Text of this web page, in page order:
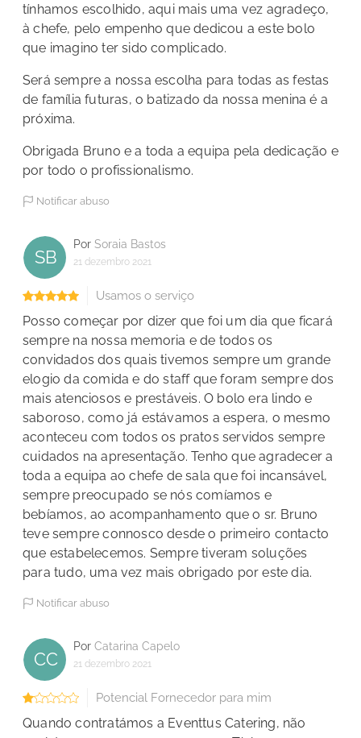
tínhamos escolhido, aqui mais uma vez agradeço,
à chefe, pelo empenho que dedicou a este bolo
que imagino ter sido complicado.
Será sempre a nossa escolha para todas as festas
de família futuras, o batizado da nossa menina é a
próxima.
Obrigada Bruno e a toda a equipa pela dedicação e
por todo o profissionalismo.
Notificar abuso
SB
Por Soraia Bastos
21 dezembro 2021
Usamos o serviço
Posso começar por dizer que foi um dia que ficará
sempre na nossa memoria e de todos os
convidados dos quais tivemos sempre um grande
elogio da comida e do staff que foram sempre dos
mais atenciosos e prestáveis. O bolo era lindo e
saboroso, como já estávamos a espera, o mesmo
aconteceu com todos os pratos servidos sempre
cuidados na apresentação. Tenho que agradecer a
toda a equipa ao chefe de sala que foi incansável,
sempre preocupado se nós comíamos e
bebíamos, ao acompanhamento que o sr. Bruno
teve sempre connosco desde o primeiro contacto
que estabelecemos. Sempre tiveram soluções
para tudo, uma vez mais obrigado por este dia.
Notificar abuso
CC
Por Catarina Capelo
21 dezembro 2021
Potencial Fornecedor para mim
Quando contratámos a Eventtus Catering, não